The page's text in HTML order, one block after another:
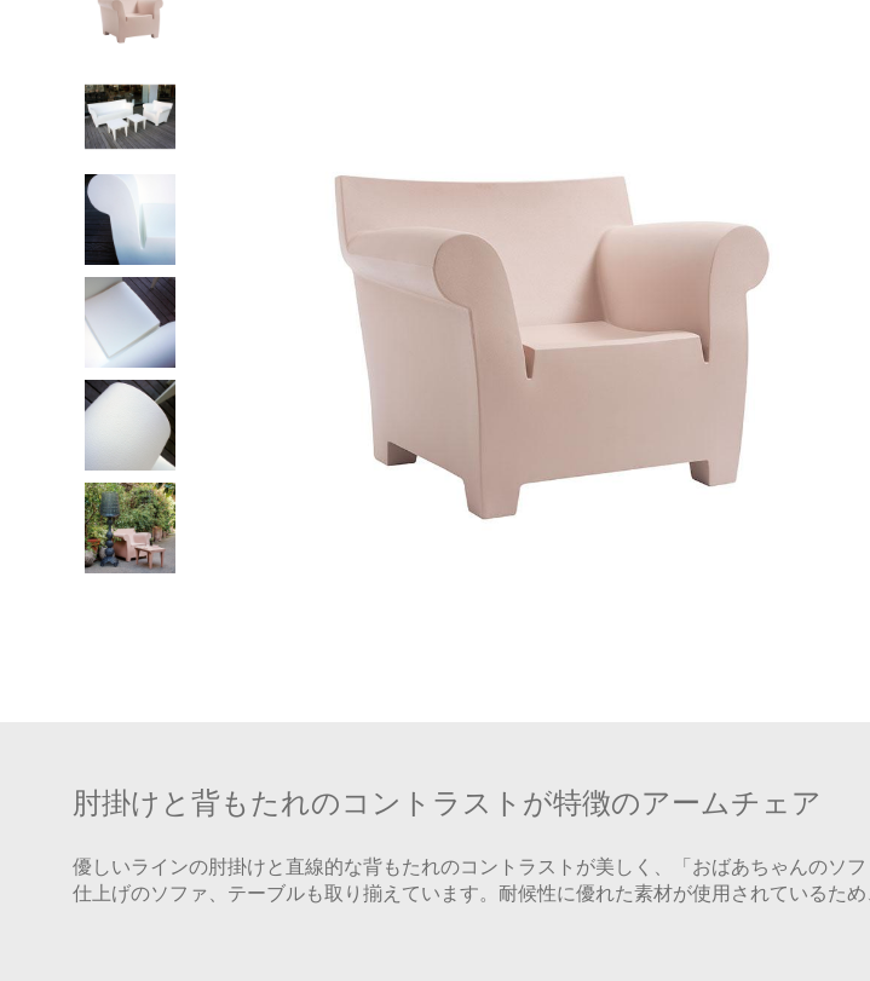
肘掛けと背もたれのコントラストが特徴のアームチェア
優しいラインの肘掛けと直線的な背もたれのコントラストが美しく、「おばあちゃんのソ
仕上げのソファ、テーブルも取り揃えています。耐候性に優れた素材が使用されているた